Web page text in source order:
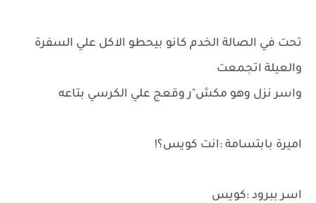
تحت في الصالة الخدم كانو بيحطو الاكل علي السفرة
والعيلة اتجمعت
واسر نزل وهو مكش"ر وقعج علي الكرسي بتاعه
اميرة بابتسامة :انت كويس؟!
اسر ببرود :كويس